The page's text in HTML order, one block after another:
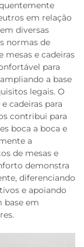
em relação
diversas
normas de
mesas e cadeiras
para
a base
legais. O
cadeiras para
contribui para
boca a boca e
a
de mesas e
demonstra
diferenciando
e apoiando
base em